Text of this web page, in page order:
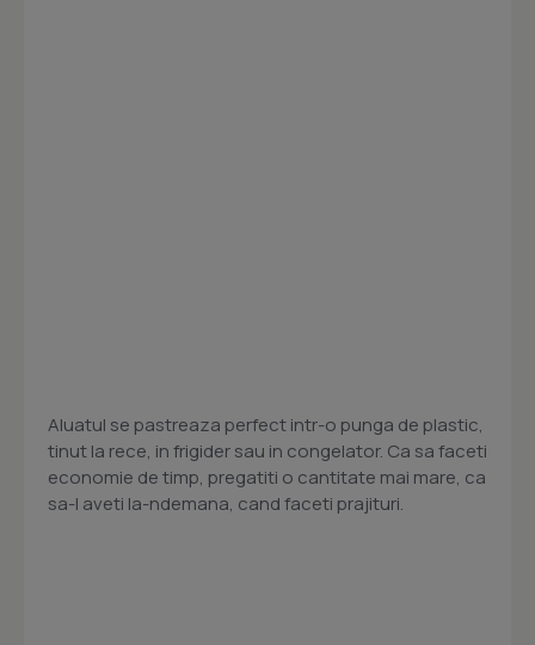
Aluatul se pastreaza perfect intr-o punga de plastic,
tinut la rece, in frigider sau in congelator. Ca sa faceti
economie de timp, pregatiti o cantitate mai mare, ca
sa-l aveti la-ndemana, cand faceti prajituri.